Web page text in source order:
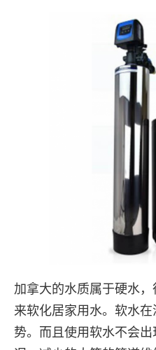
加拿大的水质属于硬水
来软化居家用水。软水
势。而且使用软水不会